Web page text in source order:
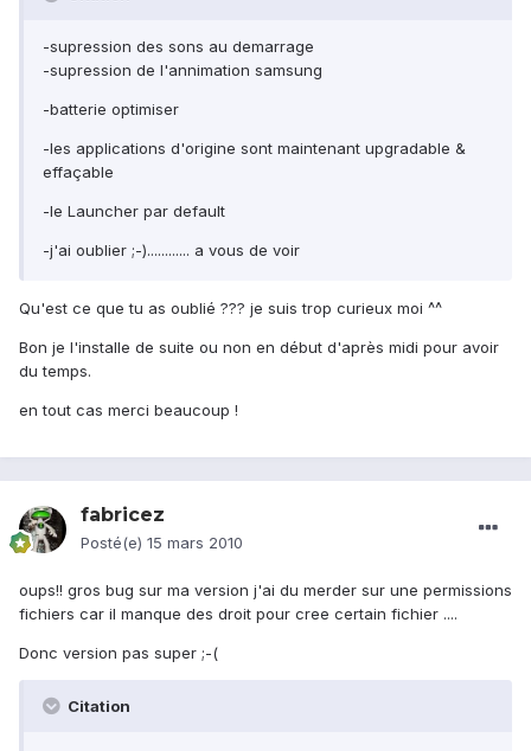
-supression des sons au demarrage
-supression de l'annimation samsung
-batterie optimiser
-les applications d'origine sont maintenant upgradable &
effaçable
-le Launcher par default
-j'ai oublier ;-)............ a vous de voir
Qu'est ce que tu as oublié ??? je suis trop curieux moi ^^
Bon je l'installe de suite ou non en début d'après midi pour avoir
du temps.
en tout cas merci beaucoup !
fabricez
Posté(e) 15 mars 2010
oups!! gros bug sur ma version j'ai du merder sur une permissions
fichiers car il manque des droit pour cree certain fichier ....
Donc version pas super ;-(
Citation